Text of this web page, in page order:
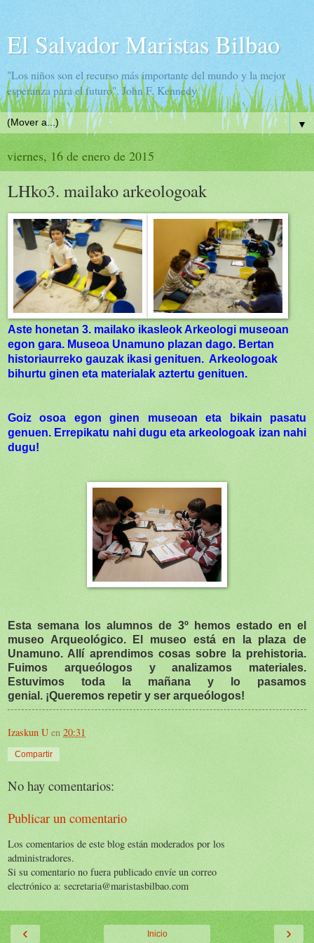
El Salvador Maristas Bilbao
"Los niños son el recurso más importante del mundo y la mejor
esperanza para el futuro". John F. Kennedy
▼
viernes, 16 de enero de 2015
LHko3. mailako arkeologoak
Aste honetan 3. mailako ikasleok Arkeologi museoan
egon gara. Museoa Unamuno plazan dago. Bertan
historiaurreko gauzak ikasi genituen. Arkeologoak
bihurtu ginen eta materialak aztertu genituen.
Goiz osoa egon ginen museoan eta bikain pasatu
genuen. Errepikatu nahi dugu eta arkeologoak izan nahi
dugu!
Esta semana los alumnos de 3º hemos estado en el
museo Arqueológico. El museo está en la plaza de
Unamuno. Allí aprendimos cosas sobre la prehistoria.
Fuimos arqueólogos y analizamos materiales.
Estuvimos toda la mañana y lo pasamos
genial. ¡Queremos repetir y ser arqueólogos!
Izaskun U en 20:31
Compartir
No hay comentarios:
Publicar un comentario
Los comentarios de este blog están moderados por los
administradores.
Si su comentario no fuera publicado envíe un correo
electrónico a: secretaria@maristasbilbao.com
‹ ›
Inicio